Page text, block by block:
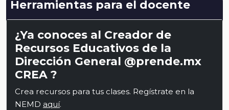
Herramientas para el docente
¿Ya conoces al Creador de
Recursos Educativos de la
Dirección General @prende.mx
CREA ?
Crea recursos para tus clases. Regístrate en la
NEMD aquí.